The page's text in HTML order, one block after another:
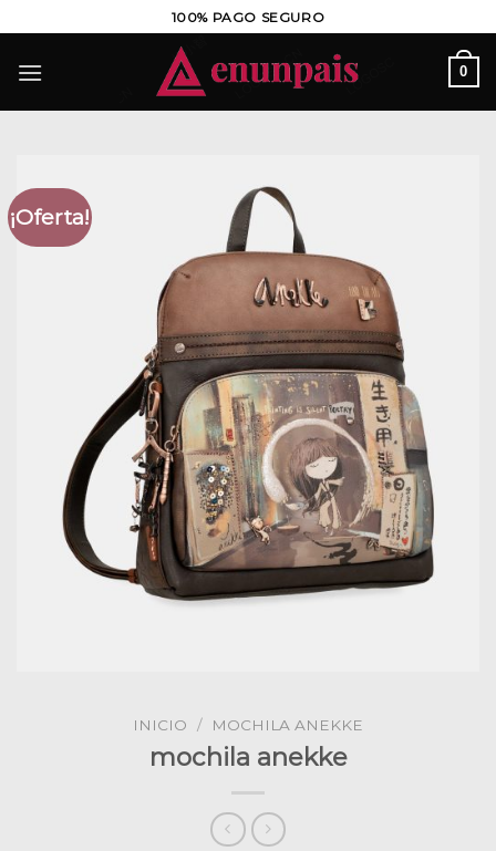
al
contenido
100% PAGO SEGURO
0
¡Oferta!
INICIO / MOCHILA ANEKKE
mochila anekke